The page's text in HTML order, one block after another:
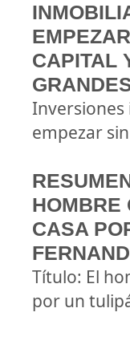
CAPITAL
empezar
HOMBRE
CASA
Título: El
por un